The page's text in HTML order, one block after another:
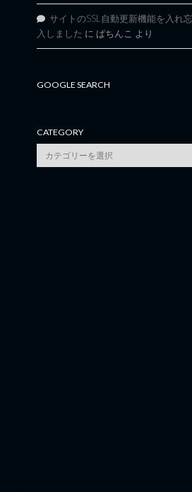
サイトのSSL自動更新機能を入れ
入しました に ぱちんこ より
GOOGLE SEARCH
CATEGORY
category